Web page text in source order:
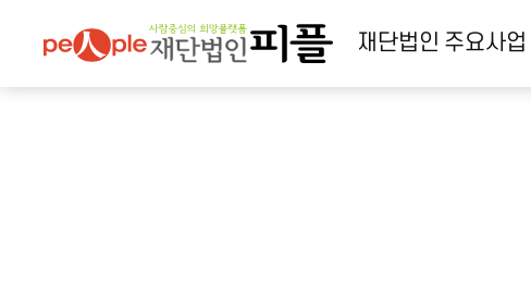
재단법인 주요사업